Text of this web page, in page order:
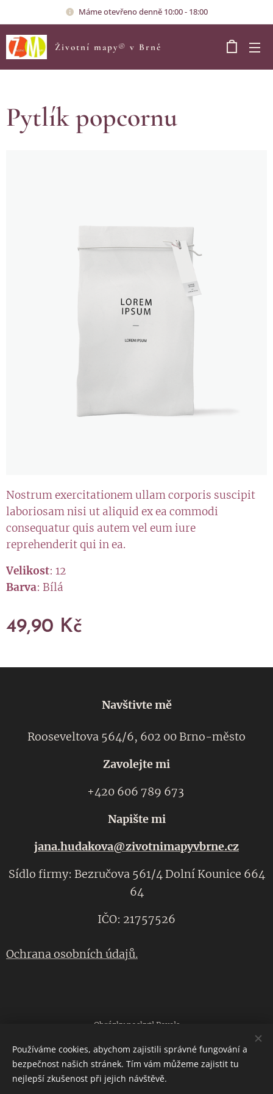
Máme otevřeno denně 10:00 - 18:00
Životní mapy® v Brně
Pytlík popcornu
Nostrum exercitationem ullam corporis suscipit
laboriosam nisi ut aliquid ex ea commodi
consequatur quis autem vel eum iure
reprehenderit qui in ea.
Velikost: 12
Barva: Bílá
49,90 Kč
Navštivte mě
Rooseveltova 564/6, 602 00 Brno-město
Zavolejte mi
+420 606 789 673
Napište mi
jana.hudakova@zivotnimapyvbrne.cz
Sídlo firmy: Bezručova 561/4 Dolní Kounice 664
64
IČO: 21757526
Ochrana osobních údajů.
Obrázky poskytl Pexels
Vytvořeno službouWebnode Cookies
Používáme cookies, abychom zajistili správné fungování a
bezpečnost našich stránek. Tím vám můžeme zajistit tu
nejlepší zkušenost při jejich návštěvě.